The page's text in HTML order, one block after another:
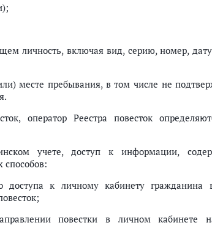
личность, включая вид, серию, номер,
месте пребывания, в том числе не
оператор Реестра повесток
учете, доступ к информации,
способов:
доступа к личному кабинету
повестки в личном кабинете